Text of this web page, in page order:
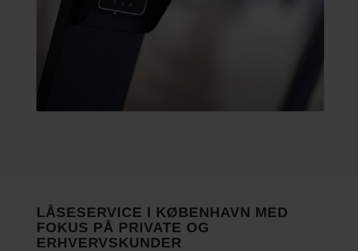
LÅSESERVICE I KØBENHAVN MED
FOKUS PÅ PRIVATE OG
ERHVERVSKUNDER